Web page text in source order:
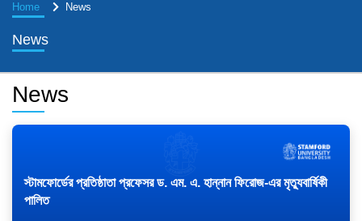
Home News
News
News
স্টামফোর্ডের প্রতিষ্ঠাতা প্রফেসর ড. এম. এ. হান্নান ফিরোজ-এর মৃত্যুবার্ষিকী
পালিত